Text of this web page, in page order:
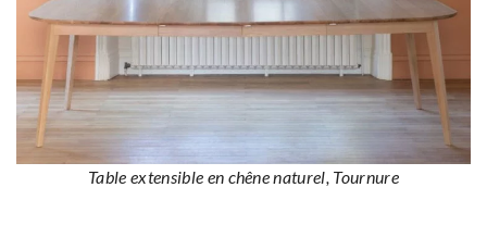
Table extensible en chêne naturel, Tournure